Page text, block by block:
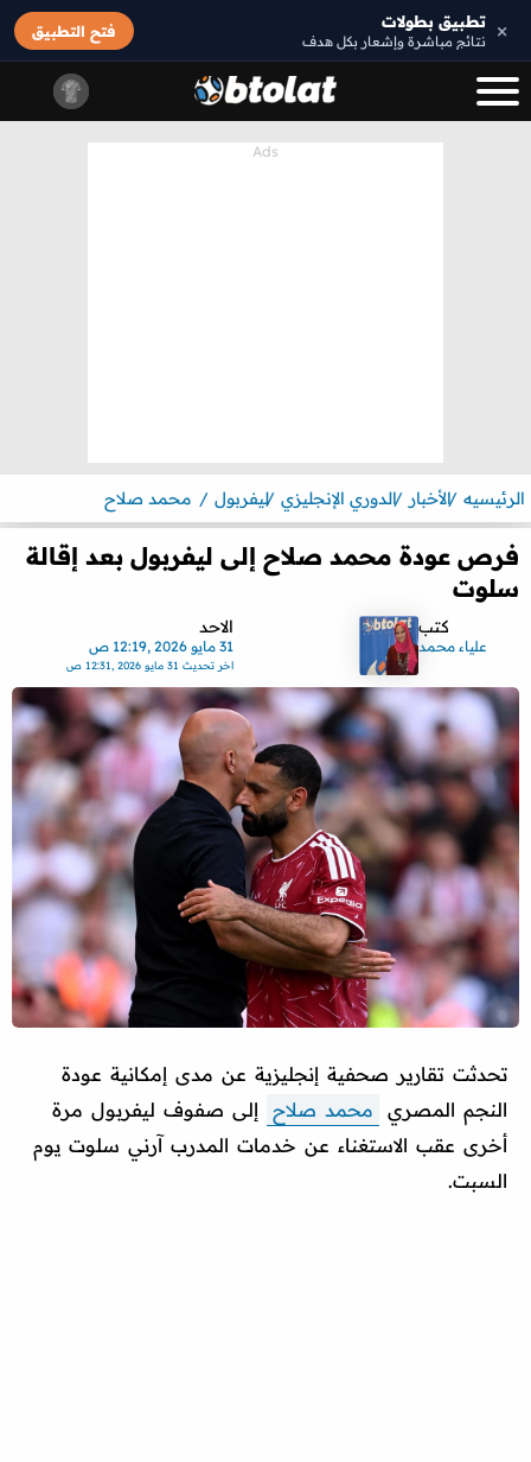
× تطبيق بطولات
نتائج مباشرة وإشعار بكل هدف
فتح التطبيق
الرئيسيه الأخبار الدوري الإنجليزي ليفربول محمد صلاح
فرص عودة محمد صلاح إلى ليفربول بعد إقالة
سلوت
كتب
علياء محمد
الاحد
31 مايو 2026 ,12:19 ص
اخر تحديث 31 مايو 2026 ,12:31 ص
تحدثت تقارير صحفية إنجليزية عن مدى إمكانية عودة
النجم المصري
محمد صلاح
إلى صفوف ليفربول مرة
أخرى عقب الاستغناء عن خدمات المدرب آرني سلوت يوم
السبت.